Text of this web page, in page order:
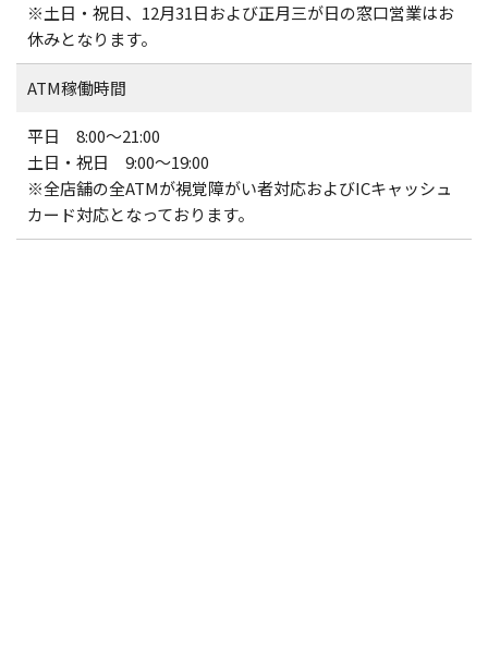
※土日・祝日、12月31日および正月三が日の窓口営業はお
休みとなります。
ATM稼働時間
平日 8:00～21:00
土日・祝日 9:00～19:00
※全店舗の全ATMが視覚障がい者対応およびICキャッシュ
カード対応となっております。